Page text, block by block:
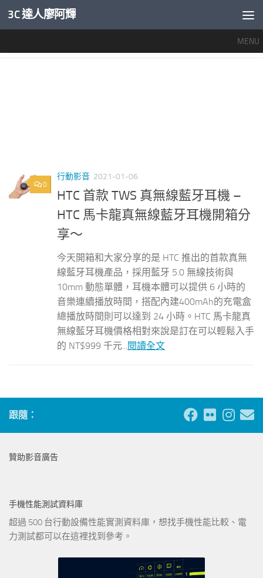
內文下方
3C 達人廖阿輝
MENU
0
行動影音 2021-01-06
HTC 首款 TWS 真無線藍牙耳機 –
HTC 馬卡龍真無線藍牙耳機開箱分
享～
今天開箱和大家分享的是 HTC 推出的首款真無
線藍牙耳機產品，採用藍牙 5.0 無線技術與
10mm 動態單體，耳機本體可以提供 6 小時的
音樂連續播放時間，搭配內建400mAh的充電盒
總播放時間則可以達到 24 小時。HTC 馬卡龍真
無線藍牙耳機價格相對來說是訂在可以輕鬆入手
的 NT$999 千元...閱讀全文
跟隨：
贊助影音廣告
手機性能測試資料庫
超過 500 台行動設備性能實測資料庫，想找手機性能比較、電
力測試都可以在這裡找到參考。